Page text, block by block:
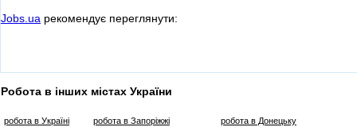
Jobs.ua рекомендує переглянути:
Робота в інших містах України
робота в Україні
робота в Запоріжжі
робота в Донецьку